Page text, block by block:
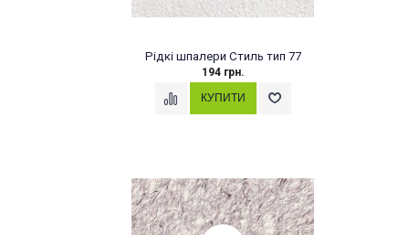
Рідкі шпалери Стиль тип 77
194 грн.